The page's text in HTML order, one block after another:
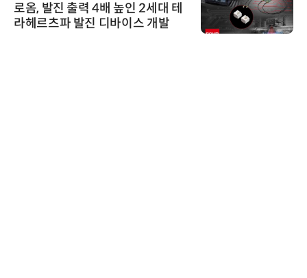
로옴, 발진 출력 4배 높인 2세대 테
라헤르츠파 발진 디바이스 개발